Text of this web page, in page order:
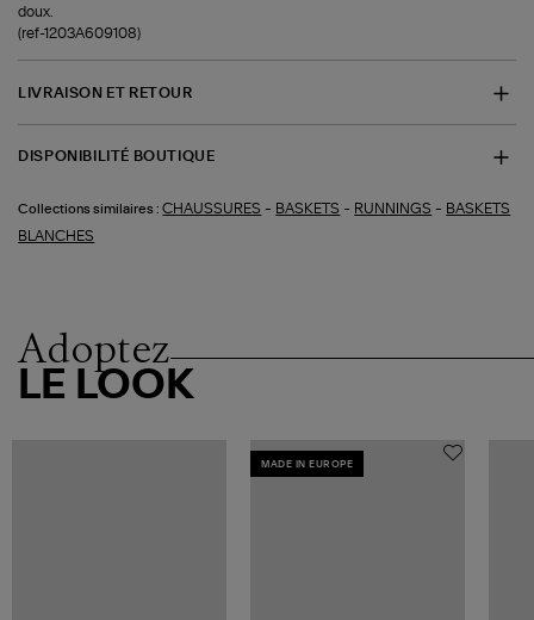
doux.
(ref-1203A609108)
LIVRAISON ET RETOUR
DISPONIBILITÉ BOUTIQUE
Collections similaires : CHAUSSURES - BASKETS - RUNNINGS - BASKETS
BLANCHES
Adoptez
LE LOOK
MADE IN EUROPE